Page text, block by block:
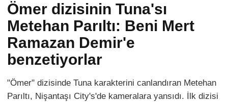
Ömer dizisinin Tuna'sı
Metehan Parıltı: Beni Mert
Ramazan Demir'e
benzetiyorlar
"Ömer" dizisinde Tuna karakterini canlandıran Metehan
Parıltı, Nişantaşı City's'de kameralara yansıdı. İlk dizisi